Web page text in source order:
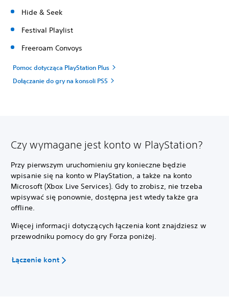
Hide & Seek
Festival Playlist
Freeroam Convoys
Pomoc dotycząca PlayStation Plus
Dołączanie do gry na konsoli PS5
Czy wymagane jest konto w PlayStation?
Przy pierwszym uruchomieniu gry konieczne będzie
wpisanie się na konto w PlayStation, a także na konto
Microsoft (Xbox Live Services). Gdy to zrobisz, nie trzeba
wpisywać się ponownie, dostępna jest wtedy także gra
offline.
Więcej informacji dotyczących łączenia kont znajdziesz w
przewodniku pomocy do gry Forza poniżej.
Łączenie kont